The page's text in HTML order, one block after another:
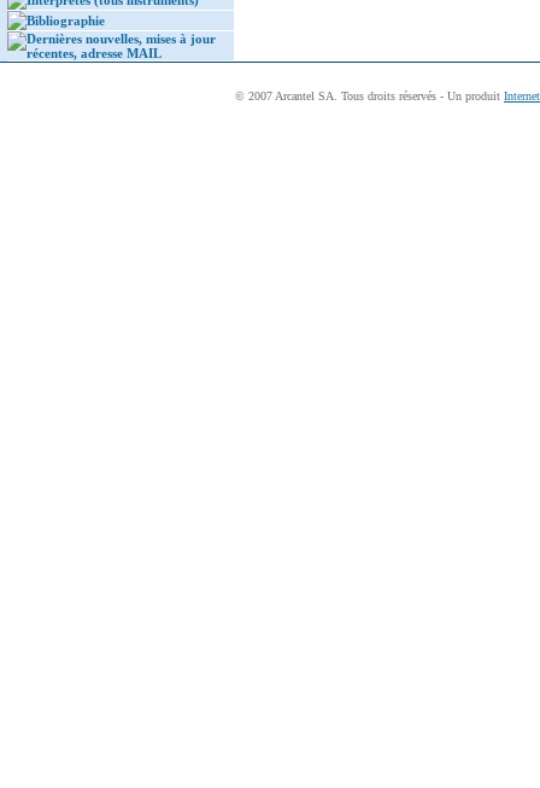
Bibliographie
Dernières nouvelles, mises à jour
récentes, adresse MAIL
© 2007 Arcantel SA. Tous droits réservés - Un produit